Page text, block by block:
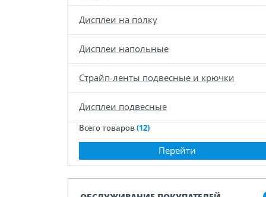
Дисплеи на полку
Дисплеи напольные
Страйп-ленты подвесные и крючки
Дисплеи подвесные
Всего товаров(12)
Перейти